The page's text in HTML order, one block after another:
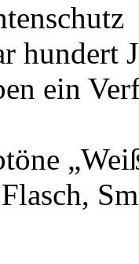
hundert
ein